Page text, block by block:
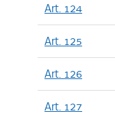
Art. 124
Art. 125
Art. 126
Art. 127